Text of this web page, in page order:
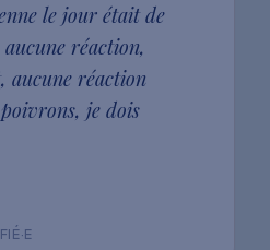
le jour était de
réaction,
aucune réaction
je dois